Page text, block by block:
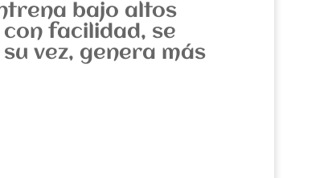
bajo altos
facilidad, se
vez, genera más